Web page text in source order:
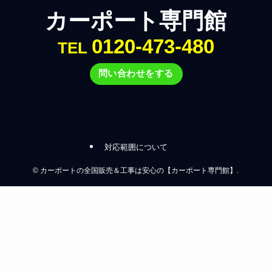
カーポート専門館
TEL 0120-473-480
問い合わせをする
対応範囲について
© カーポートの全国販売＆工事は安心の【カーポート専門館】.